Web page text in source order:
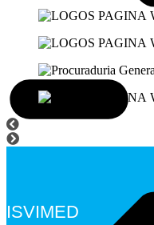
ISVIMED